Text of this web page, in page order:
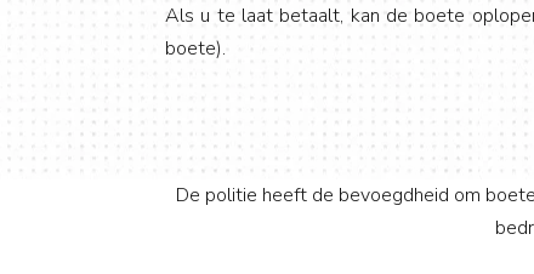
Als u te laat betaalt, kan de boete
boete).
De politie heeft de bevoegdheid om